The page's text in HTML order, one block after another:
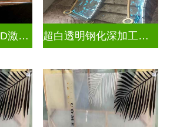
环保喷砂刻字3D3D激光内雕玻璃 超白透明钢化深加工激光内雕屏风